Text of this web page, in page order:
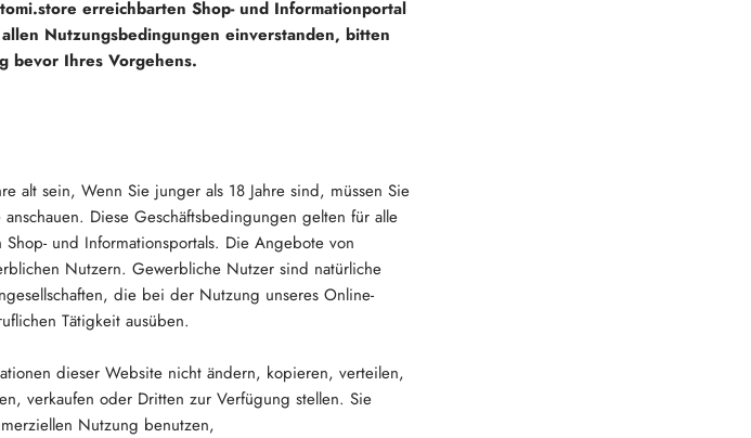
erreichbarten Shop- und Informationportal
Nutzungsbedingungen einverstanden, bitten
bevor Ihres Vorgehens.
alt sein, Wenn Sie junger als 18 Jahre sind, müssen Sie
Diese Geschäftsbedingungen gelten für alle
und Informationsportals. Die Angebote von
Nutzern. Gewerbliche Nutzer sind natürliche
die bei der Nutzung unseres Online-
Tätigkeit ausüben.
dieser Website nicht ändern, kopieren, verteilen,
verkaufen oder Dritten zur Verfügung stellen. Sie
Nutzung benutzen,